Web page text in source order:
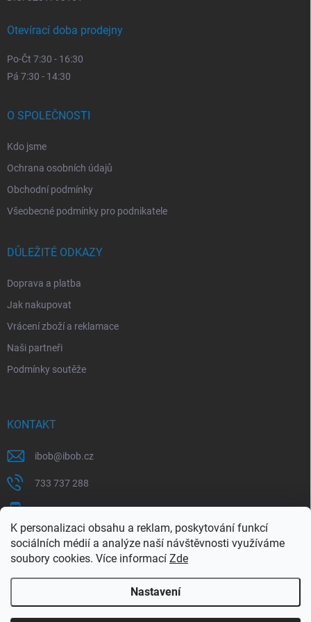
K personalizaci obsahu a reklam, poskytování funkcí
sociálních médií a analýze naší návštěvnosti využíváme
soubory cookies. Více informací Zde
Nastavení
Otevírací doba prodejny
Po-Čt 7:30 - 16:30
Pá 7:30 - 14:30
O SPOLEČNOSTI
Kdo jsme
Ochrana osobních údajů
Obchodní podmínky
Všeobecné podmínky pro podnikatele
DŮLEŽITÉ ODKAZY
Doprava a platba
Jak nakupovat
Vrácení zboží a reklamace
Naši partneři
Podmínky soutěže
KONTAKT
ibob@ibob.cz
733 737 288
607 069 561
Sledujte nás na Facebooku !
ibob_s.r.o/
Copyright 2026ibob s.r.o.. Všechna práva vyhrazena.Upravit nastavení